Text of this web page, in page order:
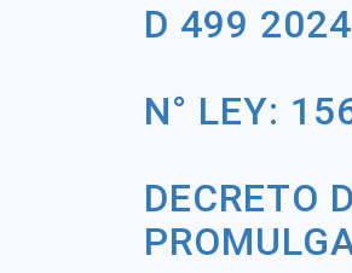
D 499
N° LEY:
DECRETO